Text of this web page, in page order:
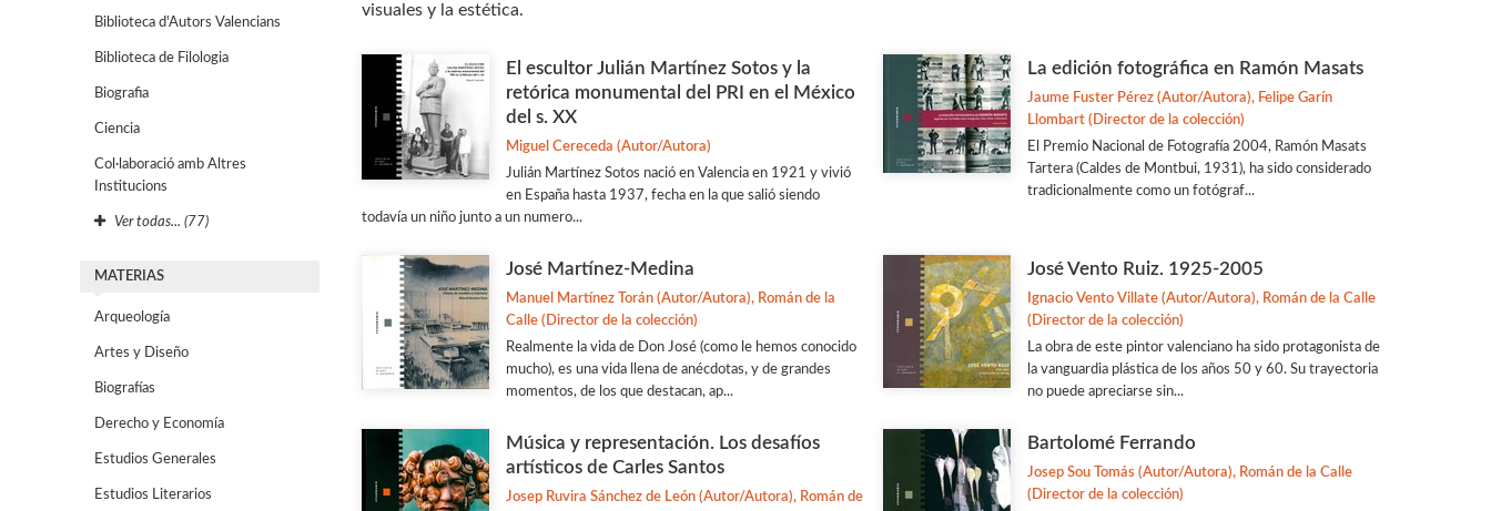
Biblioteca d'Autors Valencians
Biblioteca de Filologia
Biografia
Ciencia
Col·laboració amb Altres
Institucions
Ver todas... (77)
MATERIAS
Arqueología
Artes y Diseño
Biografías
Derecho y Economía
Estudios Generales
Estudios Literarios
visuales y la estética.
El escultor Julián Martínez Sotos y la
retórica monumental del PRI en el México
del s. XX
Miguel Cereceda (Autor/Autora)
Julián Martínez Sotos nació en Valencia en 1921 y vivió
en España hasta 1937, fecha en la que salió siendo
todavía un niño junto a un numero...
La edición fotográfica en Ramón Masats
Jaume Fuster Pérez (Autor/Autora), Felipe Garín
Llombart (Director de la colección)
El Premio Nacional de Fotografía 2004, Ramón Masats
Tartera (Caldes de Montbui, 1931), ha sido considerado
tradicionalmente como un fotógraf...
José Martínez-Medina
Manuel Martínez Torán (Autor/Autora), Román de la
Calle (Director de la colección)
Realmente la vida de Don José (como le hemos conocido
mucho), es una vida llena de anécdotas, y de grandes
momentos, de los que destacan, ap...
José Vento Ruiz. 1925-2005
Ignacio Vento Villate (Autor/Autora), Román de la Calle
(Director de la colección)
La obra de este pintor valenciano ha sido protagonista de
la vanguardia plástica de los años 50 y 60. Su trayectoria
no puede apreciarse sin...
Música y representación. Los desafíos
artísticos de Carles Santos
Josep Ruvira Sánchez de León (Autor/Autora), Román de
Bartolomé Ferrando
Josep Sou Tomás (Autor/Autora), Román de la Calle
(Director de la colección)